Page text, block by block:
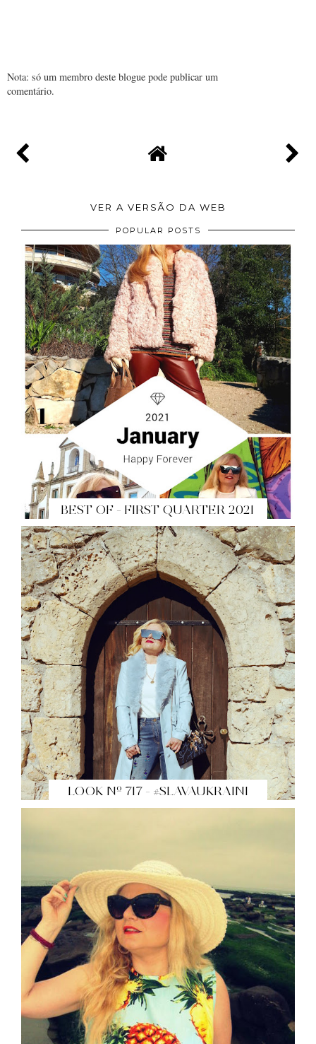
Nota: só um membro deste blogue pode publicar um
comentário.
VER A VERSÃO DA WEB
POPULAR POSTS
BEST OF - FIRST QUARTER 2021
LOOK Nº 717 - #SLAVAUKRAINI